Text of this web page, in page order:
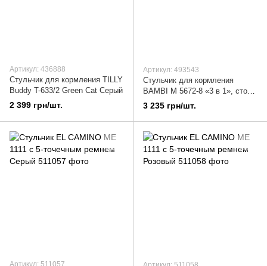
Артикул: 436888
Стульчик для кормления TILLY
Buddy T-633/2 Green Cat Серый
2 399 грн/шт.
Артикул: 493543
Стульчик для кормления
BAMBI M 5672-8 «3 в 1», стол,
стульчик, лего, Розовый
3 235 грн/шт.
Артикул: 511057